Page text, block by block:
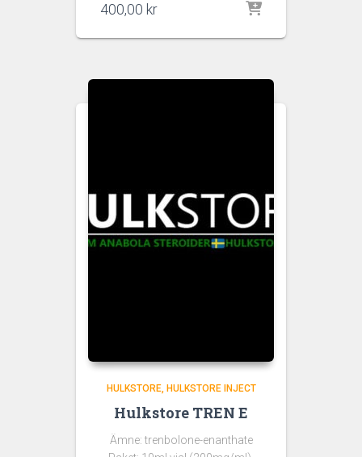
400,00 kr
HULKSTORE HULKSTORE INJECT
Hulkstore TREN E
Ämne: trenbolone-enanthate